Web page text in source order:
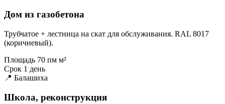
Дом из газобетона
Трубчатое + лестница на скат для обслуживания. RAL 8017
(коричневый).
Площадь 70 пм м²
Срок 1 день
📍 Балашиха
Школа, реконструкция